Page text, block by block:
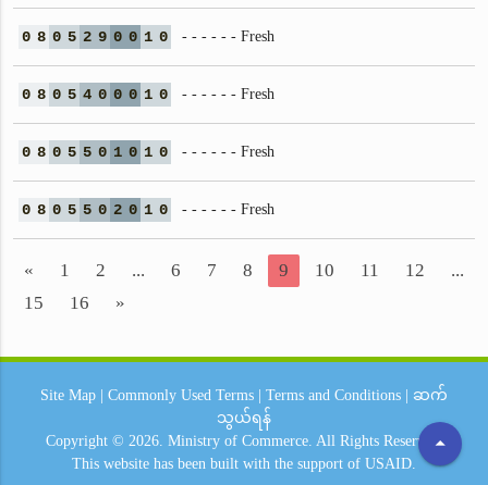
0 8 0 5 2 9 0 0 1 0 - - - - - - Fresh
0 8 0 5 4 0 0 0 1 0 - - - - - - Fresh
0 8 0 5 5 0 1 0 1 0 - - - - - - Fresh
0 8 0 5 5 0 2 0 1 0 - - - - - - Fresh
« 1 2 ... 6 7 8 9 10 11 12
...
15
16 »
arrow_drop_up
Site Map Commonly Used Terms Terms and Conditions
ဆက်
သွယ်ရန်
Copyright © 2026. Ministry of Commerce. All Rights Reserved.
This website has been built with the support of USAID.